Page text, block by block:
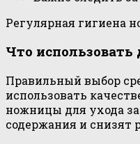
Регулярная гигиена
Что использовать
Правильный выбор
использовать
ножницы для ухода
содержания и снизят